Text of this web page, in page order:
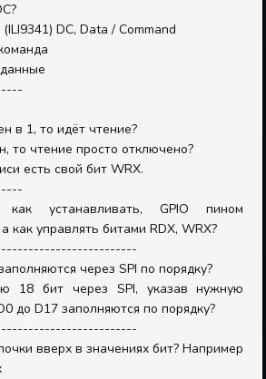
DC, Data / Command
в 1, то идёт чтение?
то чтение просто отключено?
есть свой бит WRX.
устанавливать, GPIO пином
как управлять битами RDX, WRX?
через SPI по порядку?
18 бит через SPI, указав нужную
до D17 заполняются по порядку?
вверх в значениях бит? Например